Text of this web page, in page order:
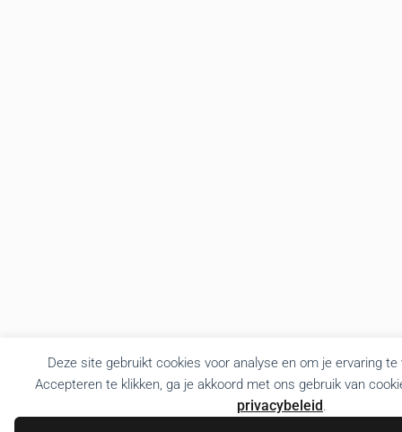
Deze site gebruikt cookies voor analyse en om je ervaring
Accepteren te klikken, ga je akkoord met ons gebruik van
privacybeleid.